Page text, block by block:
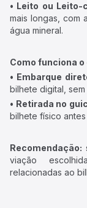
• Leito ou Leito-
mais longas, com
água mineral.
Como funciona o
• Embarque
bilhete digital,
• Retirada no
bilhete físico
Recomendação:
viação
relacionadas ao